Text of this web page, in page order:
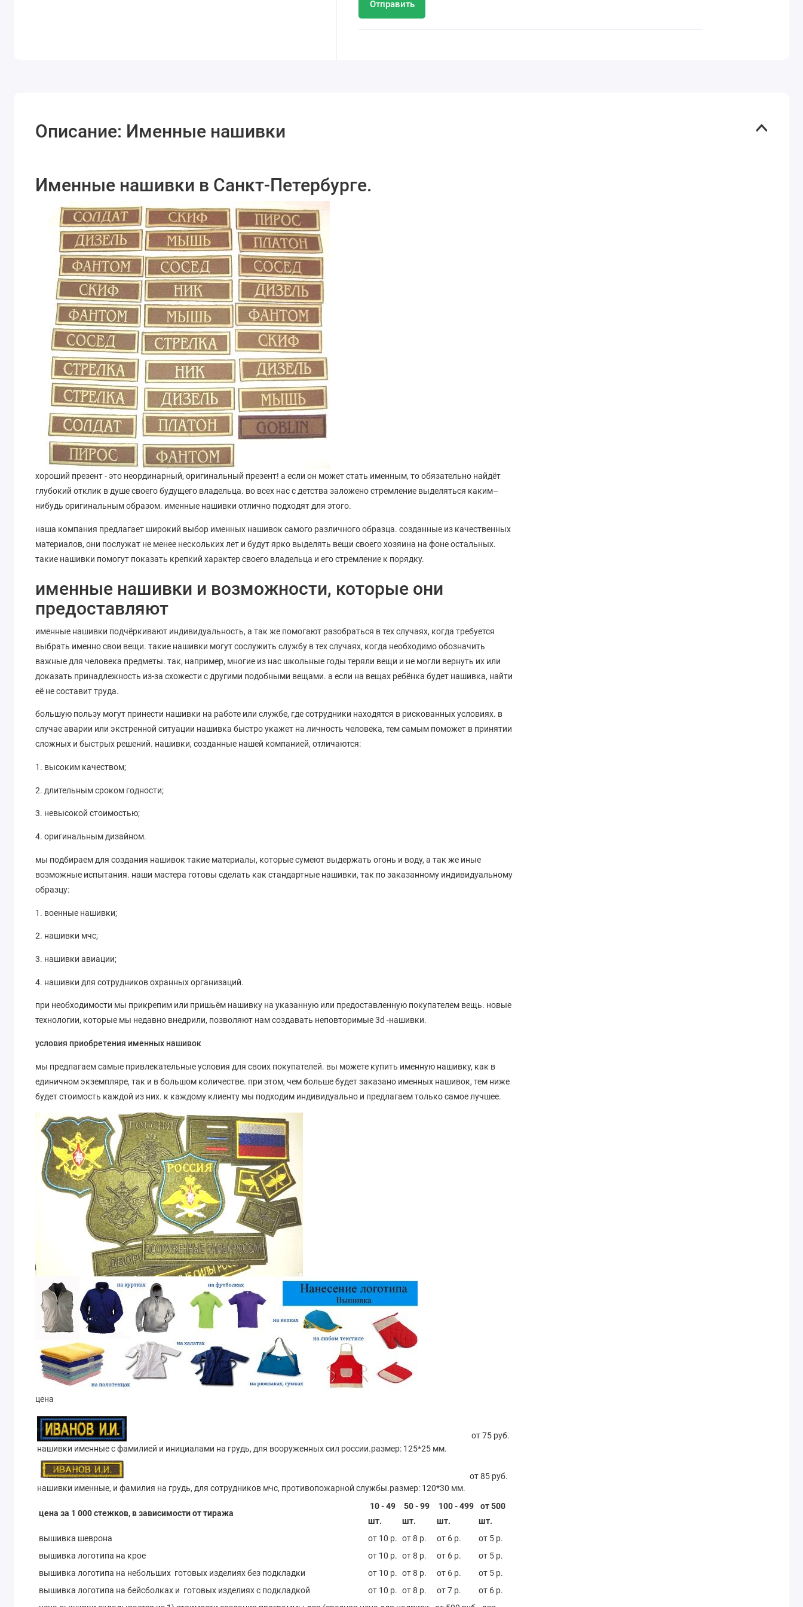
Отправить
Описание: Именные нашивки
Именные нашивки в Санкт-Петербурге.
хороший презент - это неординарный, оригинальный презент! а если он может стать именным, то обязательно найдёт
глубокий отклик в душе своего будущего владельца. во всех нас с детства заложено стремление выделяться каким–
нибудь оригинальным образом. именные нашивки отлично подходят для этого.
наша компания предлагает широкий выбор именных нашивок самого различного образца. созданные из качественных
материалов, они послужат не менее нескольких лет и будут ярко выделять вещи своего хозяина на фоне остальных.
такие нашивки помогут показать крепкий характер своего владельца и его стремление к порядку.
именные нашивки и возможности, которые они
предоставляют
именные нашивки подчёркивают индивидуальность, а так же помогают разобраться в тех случаях, когда требуется
выбрать именно свои вещи. такие нашивки могут сослужить службу в тех случаях, когда необходимо обозначить
важные для человека предметы. так, например, многие из нас школьные годы теряли вещи и не могли вернуть их или
доказать принадлежность из-за схожести с другими подобными вещами. а если на вещах ребёнка будет нашивка, найти
её не составит труда.
большую пользу могут принести нашивки на работе или службе, где сотрудники находятся в рискованных условиях. в
случае аварии или экстренной ситуации нашивка быстро укажет на личность человека, тем самым поможет в принятии
сложных и быстрых решений. нашивки, созданные нашей компанией, отличаются:
1. высоким качеством;
2. длительным сроком годности;
3. невысокой стоимостью;
4. оригинальным дизайном.
мы подбираем для создания нашивок такие материалы, которые сумеют выдержать огонь и воду, а так же иные
возможные испытания. наши мастера готовы сделать как стандартные нашивки, так по заказанному индивидуальному
образцу:
1. военные нашивки;
2. нашивки мчс;
3. нашивки авиации;
4. нашивки для сотрудников охранных организаций.
при необходимости мы прикрепим или пришьём нашивку на указанную или предоставленную покупателем вещь. новые
технологии, которые мы недавно внедрили, позволяют нам создавать неповторимые 3d -нашивки.
условия приобретения именных нашивок
мы предлагаем самые привлекательные условия для своих покупателей. вы можете купить именную нашивку, как в
единичном экземпляре, так и в большом количестве. при этом, чем больше будет заказано именных нашивок, тем ниже
будет стоимость каждой из них. к каждому клиенту мы подходим индивидуально и предлагаем только самое лучшее.
цена
нашивки именные с фамилией и инициалами на грудь, для вооруженных сил россии.размер: 125*25 мм.
от 75 руб.
нашивки именные, и фамилия на грудь, для сотрудников мчс, противопожарной службы.размер: 120*30 мм.
от 85 руб.
цена за 1 000 стежков, в зависимости от тиража
10 - 49
шт.
50 - 99
шт.
100 - 499
шт.
от 500
шт.
вышивка шеврона
от 10 р. от 8 р. от 6 р.
от 5 р.
вышивка логотипа на крое
от 10 р. от 8 р. от 6 р.
от 5 р.
вышивка логотипа на небольших готовых изделиях без подкладки
от 10 р. от 8 р. от 6 р.
от 5 р.
вышивка логотипа на бейсболках и готовых изделиях с подкладкой
от 10 р. от 8 р. от 7 р.
от 6 р.